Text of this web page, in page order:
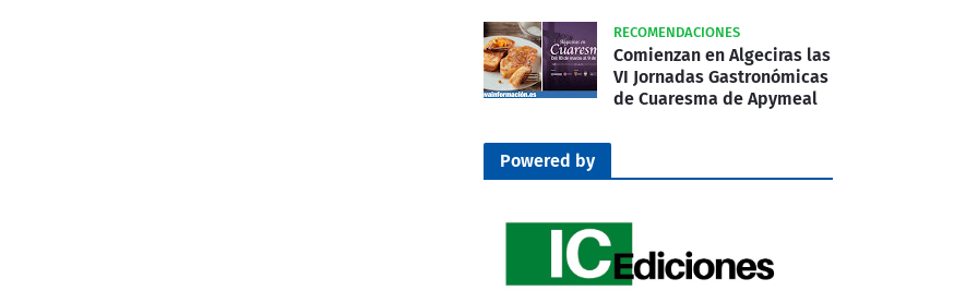
RECOMENDACIONES
Comienzan en Algeciras las
VI Jornadas Gastronómicas
de Cuaresma de Apymeal
Powered by